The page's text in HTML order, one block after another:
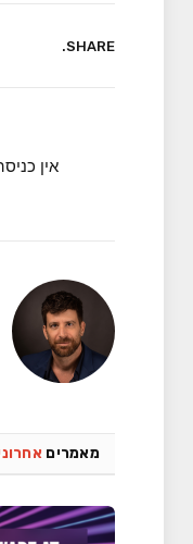
SHARE.
אין
מאמרים